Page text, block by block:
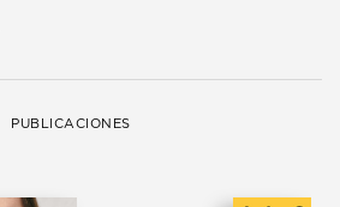
PUBLICACIONES